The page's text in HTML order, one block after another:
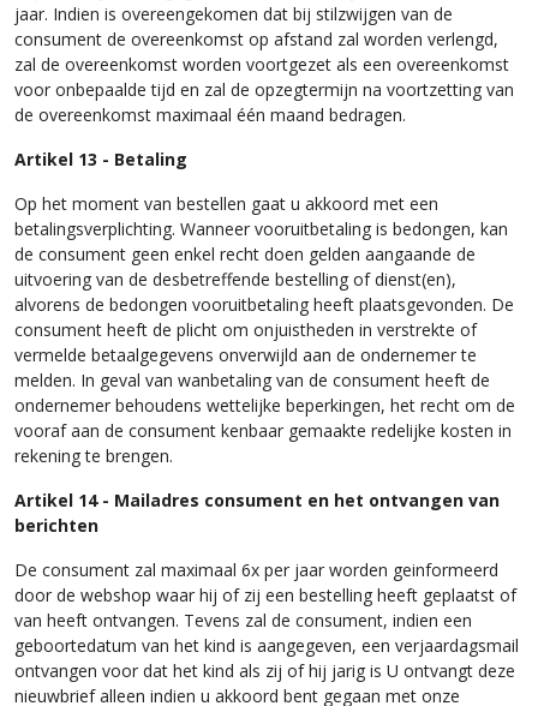
jaar. Indien is overeengekomen dat bij stilzwijgen van de
consument de overeenkomst op afstand zal worden verlengd,
zal de overeenkomst worden voortgezet als een overeenkomst
voor onbepaalde tijd en zal de opzegtermijn na voortzetting van
de overeenkomst maximaal één maand bedragen.
Artikel 13 - Betaling
Op het moment van bestellen gaat u akkoord met een
betalingsverplichting. Wanneer vooruitbetaling is bedongen, kan
de consument geen enkel recht doen gelden aangaande de
uitvoering van de desbetreffende bestelling of dienst(en),
alvorens de bedongen vooruitbetaling heeft plaatsgevonden. De
consument heeft de plicht om onjuistheden in verstrekte of
vermelde betaalgegevens onverwijld aan de ondernemer te
melden. In geval van wanbetaling van de consument heeft de
ondernemer behoudens wettelijke beperkingen, het recht om de
vooraf aan de consument kenbaar gemaakte redelijke kosten in
rekening te brengen.
Artikel 14 - Mailadres consument en het ontvangen van
berichten
De consument zal maximaal 6x per jaar worden geinformeerd
door de webshop waar hij of zij een bestelling heeft geplaatst of
van heeft ontvangen. Tevens zal de consument, indien een
geboortedatum van het kind is aangegeven, een verjaardagsmail
ontvangen voor dat het kind als zij of hij jarig is U ontvangt deze
nieuwbrief alleen indien u akkoord bent gegaan met onze